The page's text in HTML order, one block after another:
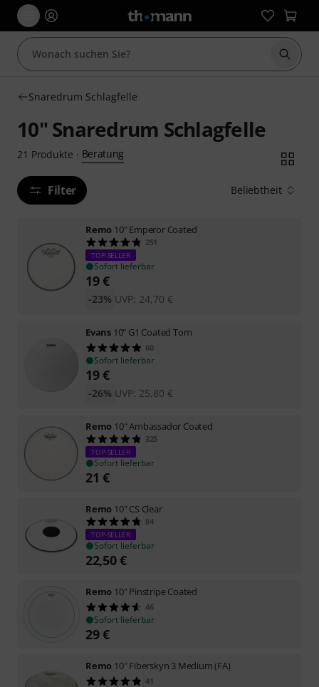
Suche
Snaredrum Schlagfelle
10" Snaredrum Schlagfelle
21 Produkte · Beratung
Filter Beliebtheit
Remo 10" Emperor Coated
251
TOP-SELLER
Sofort lieferbar
19€
UVP: 24,70 €
-23%
Evans 10" G1 Coated Tom
60
Sofort lieferbar
19€
UVP: 25,80 €
-26%
Remo 10" Ambassador Coated
325
TOP-SELLER
Sofort lieferbar
21 €
Remo 10" CS Clear
84
TOP-SELLER
Sofort lieferbar
22,50€
Remo 10" Pinstripe Coated
46
Sofort lieferbar
29€
Remo 10" Fiberskyn 3 Medium (FA)
41